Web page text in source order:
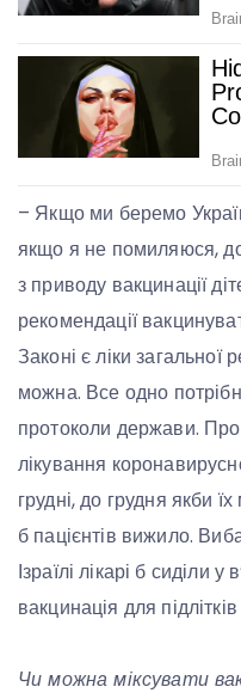
– Якщо ми беремо
якщо я не помиляюся,
з приводу вакцинації
рекомендації
Законі є ліки загальної
можна. Все одно
протоколи держави.
лікування
грудні, до грудня якби
б пацієнтів вижило.
Ізраїлі лікарі б сиділи
вакцинація для
Чи можна міксувати